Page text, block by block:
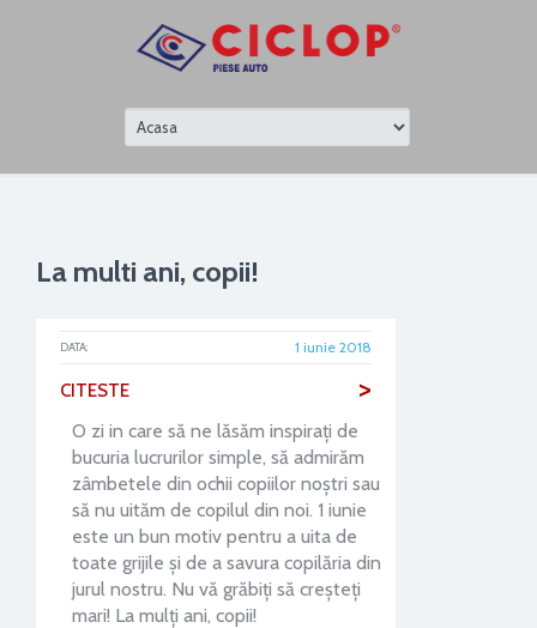
La multi ani, copii!
DATA: 1 iunie 2018
CITESTE >
O zi in care să ne lăsăm inspiraţi de
bucuria lucrurilor simple, să admirăm
zâmbetele din ochii copiilor noștri sau
să nu uităm de copilul din noi. 1 iunie
este un bun motiv pentru a uita de
toate grijile și de a savura copilăria din
jurul nostru. Nu vă grăbiți să creșteți
mari! La mulți ani, copii!